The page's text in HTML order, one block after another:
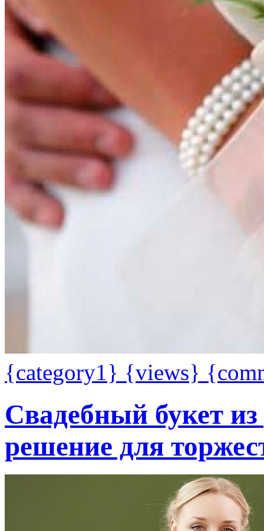
{category1} {views}
Свадебный букет из
решение для